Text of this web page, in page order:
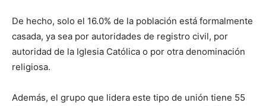
De hecho, solo el 16.0% de la población está formalmente
casada, ya sea por autoridades de registro civil, por
autoridad de la Iglesia Católica o por otra denominación
religiosa.
Además, el grupo que lidera este tipo de unión tiene 55